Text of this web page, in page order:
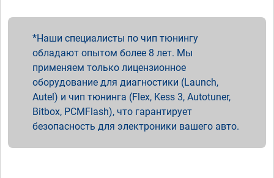
Наши специалисты по чип тюнингу
обладают опытом более 8 лет. Мы
применяем только лицензионное
оборудование для диагностики (Launch,
Autel) и чип тюнинга (Flex, Kess 3, Autotuner,
Bitbox, PCMFlash), что гарантирует
безопасность для электроники вашего авто.